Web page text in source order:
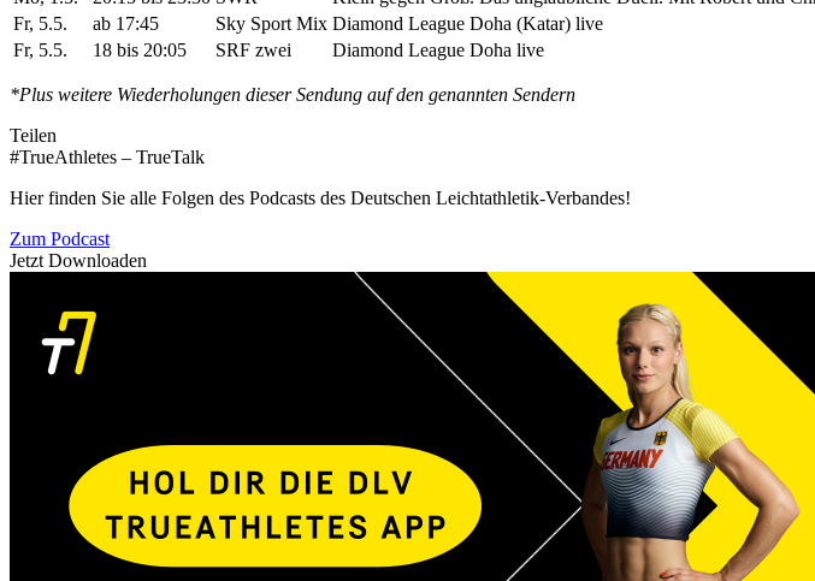
Fr, 5.5.
ab 17:45 Sky Sport Mix Diamond League Doha (Katar) live
Fr, 5.5.
18 bis 20:05 SRF zwei Diamond League Doha live
*Plus weitere Wiederholungen dieser Sendung auf den genannten Sendern
Teilen
#TrueAthletes – TrueTalk
Hier finden Sie alle Folgen des Podcasts des Deutschen Leichtathletik-Verbandes!
Zum Podcast
Jetzt Downloaden